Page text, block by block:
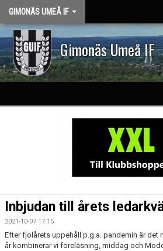
GIMONÄS UMEÅ IF
Gimonäs Umeå IF
VISION & VÄRDEGRUND
KLASSLAG
Inbjudan till årets
2021-10-07 17:15
Efter fjolårets uppehåll p.g.a. pandemin är det
år kombinerar vi föreläsning, middag och